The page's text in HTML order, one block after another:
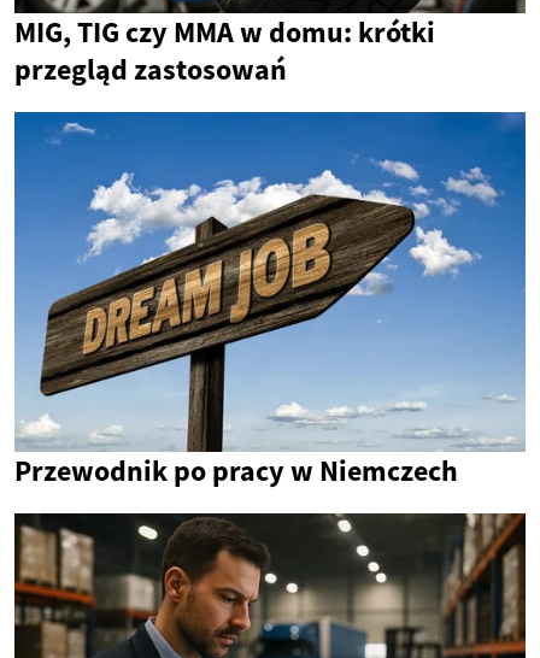
MIG, TIG czy MMA w domu: krótki
przegląd zastosowań
Przewodnik po pracy w Niemczech